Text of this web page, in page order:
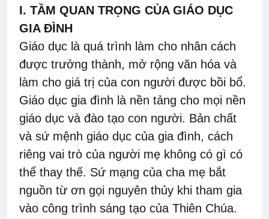
I. TẦM QUAN TRỌNG CỦA GIÁO DỤC
GIA ĐÌNH
Giáo dục là quá trình làm cho nhân cách
được trưởng thành, mở rộng văn hóa và
làm cho giá trị của con người được bồi bổ.
Giáo dục gia đình là nền tảng cho mọi nền
giáo dục và đào tạo con người. Bản chất
và sứ mệnh giáo dục của gia đình, cách
riêng vai trò của người mẹ không có gì có
thể thay thế. Sứ mạng của cha mẹ bắt
nguồn từ ơn gọi nguyên thủy khi tham gia
vào công trình sáng tạo của Thiên Chúa.